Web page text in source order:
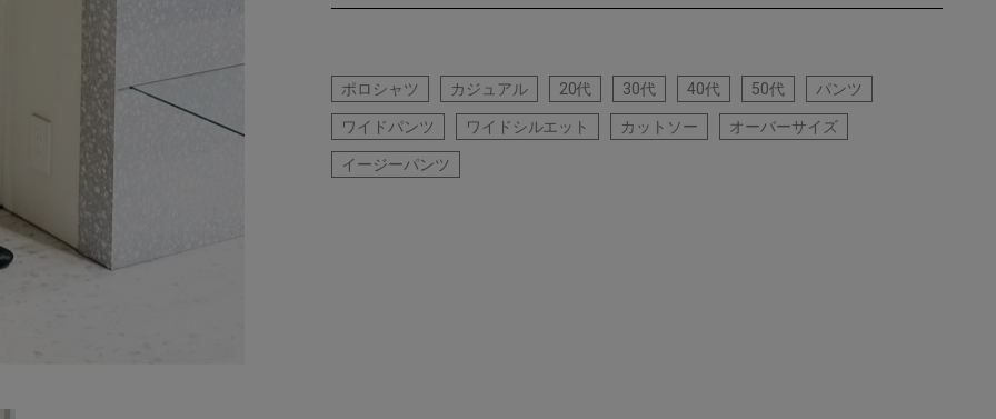
ポロシャツ カジュアル 20代 30代 40代 50代 パンツ
ワイドパンツ ワイドシルエット カットソー オーバーサイズ
イージーパンツ